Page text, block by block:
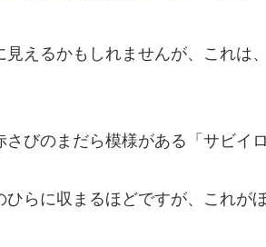
見えるかもしれませんが、これは
さびのまだら模様がある「サビイ
ひらに収まるほどですが、これが